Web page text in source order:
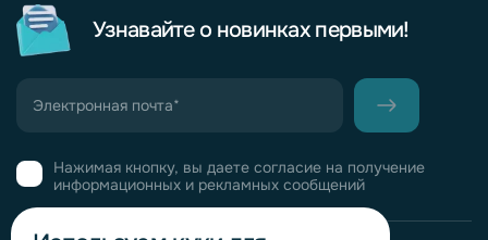
Узнавайте о новинках первыми!
Нажимая кнопку, вы даете согласие на получение
информационных и рекламных сообщений